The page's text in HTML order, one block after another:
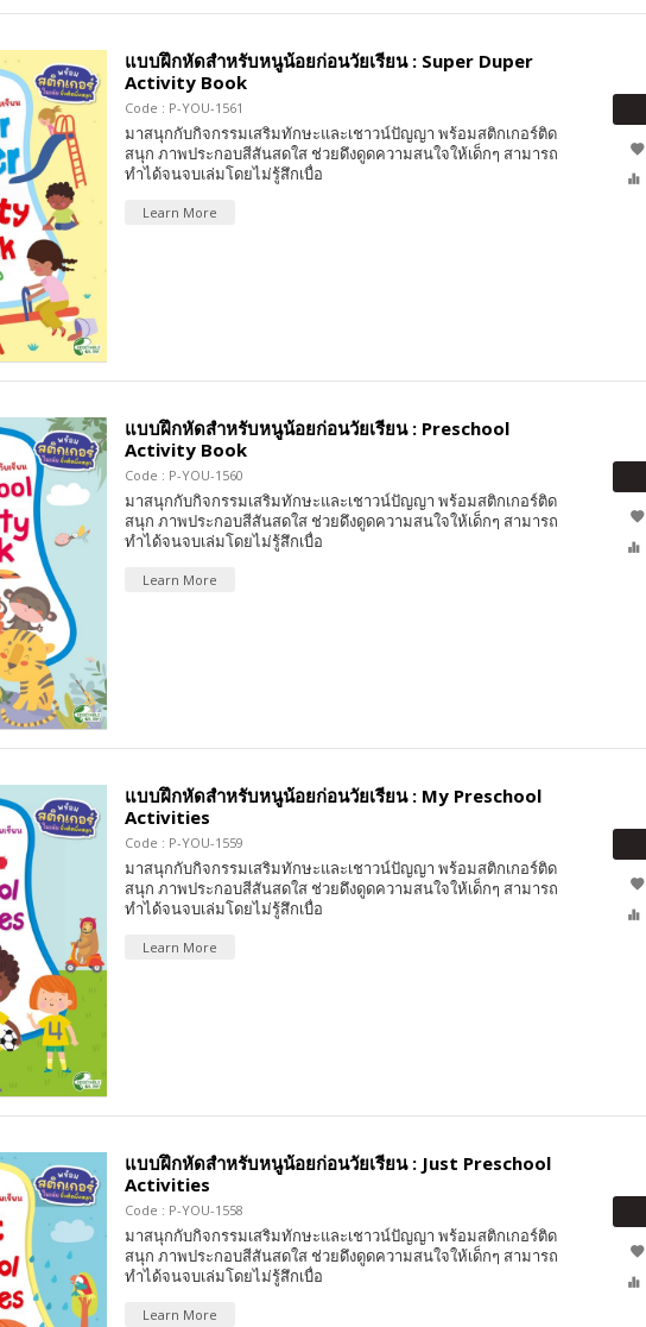
แบบฝึกหัดสำหรับหนูน้อยก่อนวัยเรียน : Super Duper
Activity Book
Code : P-YOU-1561
มาสนุกกับกิจกรรมเสริมทักษะและเชาวน์ปัญญา พร้อมสติกเกอร์ติด
สนุก ภาพประกอบสีสันสดใส ช่วยดึงดูดความสนใจให้เด็กๆ สามารถ
ทำได้จนจบเล่มโดยไม่รู้สึกเบื่อ
Learn More
แบบฝึกหัดสำหรับหนูน้อยก่อนวัยเรียน : Preschool
Activity Book
Code : P-YOU-1560
มาสนุกกับกิจกรรมเสริมทักษะและเชาวน์ปัญญา พร้อมสติกเกอร์ติด
สนุก ภาพประกอบสีสันสดใส ช่วยดึงดูดความสนใจให้เด็กๆ สามารถ
ทำได้จนจบเล่มโดยไม่รู้สึกเบื่อ
Learn More
แบบฝึกหัดสำหรับหนูน้อยก่อนวัยเรียน : My Preschool
Activities
Code : P-YOU-1559
มาสนุกกับกิจกรรมเสริมทักษะและเชาวน์ปัญญา พร้อมสติกเกอร์ติด
สนุก ภาพประกอบสีสันสดใส ช่วยดึงดูดความสนใจให้เด็กๆ สามารถ
ทำได้จนจบเล่มโดยไม่รู้สึกเบื่อ
Learn More
แบบฝึกหัดสำหรับหนูน้อยก่อนวัยเรียน : Just Preschool
Activities
Code : P-YOU-1558
มาสนุกกับกิจกรรมเสริมทักษะและเชาวน์ปัญญา พร้อมสติกเกอร์ติด
สนุก ภาพประกอบสีสันสดใส ช่วยดึงดูดความสนใจให้เด็กๆ สามารถ
ทำได้จนจบเล่มโดยไม่รู้สึกเบื่อ
Learn More